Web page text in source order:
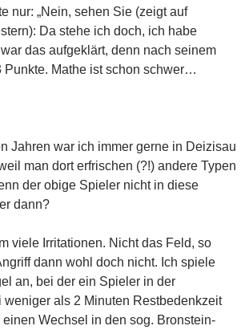
nur: „Nein, sehen Sie (zeigt auf
Da stehe ich doch, ich habe
das aufgeklärt, denn nach seinem
Punkte. Mathe ist schon schwer…
Jahren war ich immer gerne in Deizisau
man dort erfrischen (?!) andere Typen
der obige Spieler nicht in diese
dann?
viele Irritationen. Nicht das Feld, so
dann wohl doch nicht. Ich spiele
an, bei der ein Spieler in der
weniger als 2 Minuten Restbedenkzeit
einen Wechsel in den sog. Bronstein-